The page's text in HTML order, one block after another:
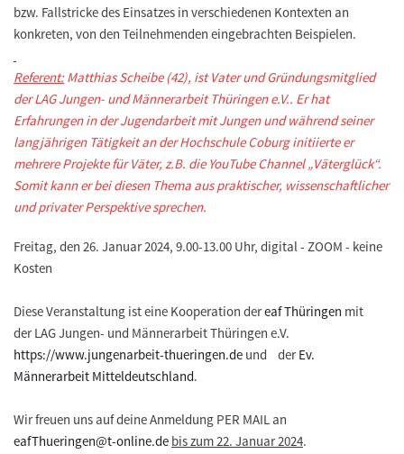
bzw. Fallstricke des Einsatzes in verschiedenen Kontexten an
konkreten, von den Teilnehmenden eingebrachten Beispielen.
Referent:Matthias Scheibe (42), ist Vater und Gründungsmitglied
der LAG Jungen- und Männerarbeit Thüringen e.V.. Er hat
Erfahrungen in der Jugendarbeit mit Jungen und während seiner
langjährigen Tätigkeit an der Hochschule Coburg initiierte er
mehrere Projekte für Väter, z.B. die YouTube Channel „Väterglück“.
Somit kann er bei diesen Thema aus praktischer, wissenschaftlicher
und privater Perspektive sprechen.
Freitag, den 26. Januar 2024, 9.00-13.00 Uhr, digital - ZOOM - keine
Kosten
Diese Veranstaltung ist eine Kooperation dereaf Thüringen mit
der LAG Jungen- und Männerarbeit Thüringen e.V.
https://www.jungenarbeit-thueringen.de und derEv.
Männerarbeit Mitteldeutschland.
Wir freuen uns auf deine Anmeldung PER MAIL an
eafThueringen@t-online.de bis zum 22. Januar 2024.